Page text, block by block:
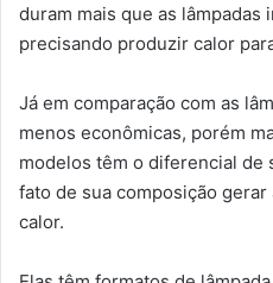
duram mais que as lâmpadas
precisando produzir calor
Já em comparação com as
menos econômicas, porém
modelos têm o diferencial de
fato de sua composição
calor.